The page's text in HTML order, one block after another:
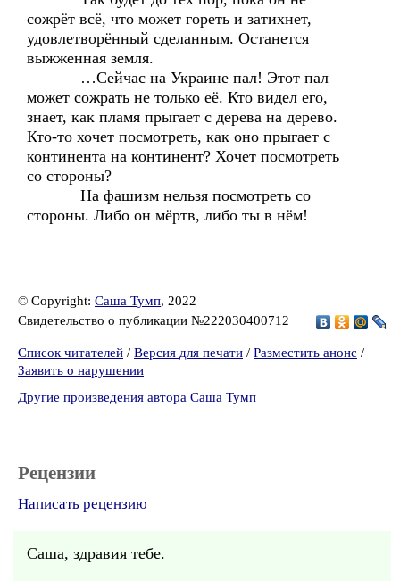
сожрёт всё, что может гореть и затихнет,
удовлетворённый сделанным. Останется
выжженная земля.
…Сейчас на Украине пал! Этот пал
может сожрать не только её. Кто видел его,
знает, как пламя прыгает с дерева на дерево.
Кто-то хочет посмотреть, как оно прыгает с
континента на континент? Хочет посмотреть
со стороны?
На фашизм нельзя посмотреть со
стороны. Либо он мёртв, либо ты в нём!
© Copyright: Саша Тумп, 2022
Свидетельство о публикации №222030400712
Список читателей / Версия для печати / Разместить анонс /
Заявить о нарушении
Другие произведения автора Саша Тумп
Рецензии
Написать рецензию
Саша, здравия тебе.